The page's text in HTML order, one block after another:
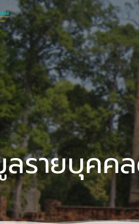
รายบุคค